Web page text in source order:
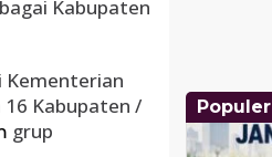
Kabupaten
Kementerian
16 Kabupaten /
grup
Populer